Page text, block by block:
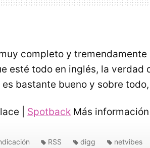
completo y
esté todo en inglés, la verdad
bastante bueno y sobre
| Spotback Más información
RSS digg netvibes